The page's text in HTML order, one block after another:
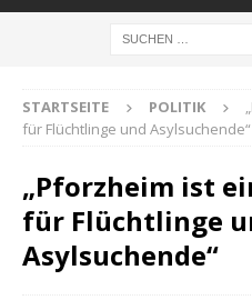
STARTSEITE POLITIK
für Flüchtlinge und Asylsuchende“
„Pforzheim ist
für Flüchtlinge
Asylsuchende“